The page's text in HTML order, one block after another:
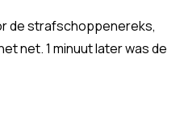
de strafschoppenereks,
net. 1 minuut later was de